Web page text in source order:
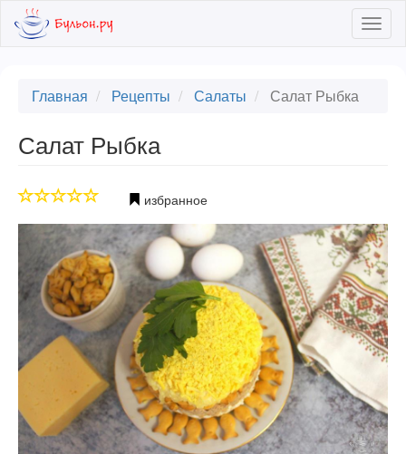
Skip
Главная Рецепты Салаты Салат Рыбка
Салат Рыбка
избранное